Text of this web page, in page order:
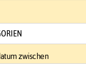
zwischen